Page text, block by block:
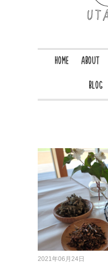
HOME ABOUT
BLOG
2021年06月24日